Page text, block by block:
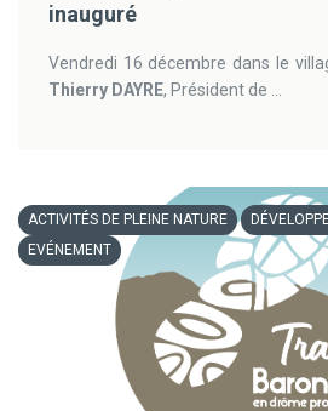
inauguré
Vendredi 16 décembre dans le
Thierry DAYRE, Président de ...
ACTIVITÉS DE PLEINE NATURE
EVÉNEMENT